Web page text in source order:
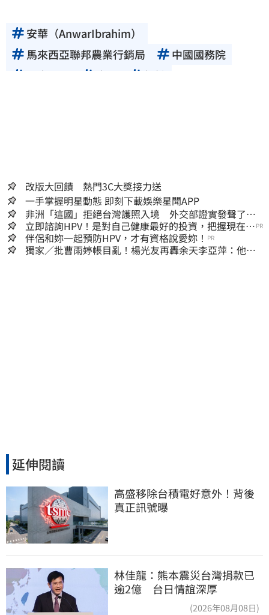
安華（AnwarIbrahim）
馬來西亞聯邦農業行銷局
中國國務院
馬來西亞
中國 榴槤
改版大回饋 熱門3C大獎接力送
一手掌握明星動態 即刻下載娛樂星聞APP
非洲「這國」拒絕台灣護照入境 外交部證實發聲了：
持續交涉聯繫
立即諮詢HPV！是對自己健康最好的投資，把握現在不
嫌晚！
PR
伴侶和妳一起預防HPV，才有資格說愛妳！ PR
獨家／批曹雨婷帳目亂！楊光友再轟余天李亞萍：他們
延伸閱讀
高盛移除台積電好意外！背後
真正訊號曝
林佳龍：熊本震災台灣捐款已
逾2億 台日情誼深厚
(2026年08月08日)